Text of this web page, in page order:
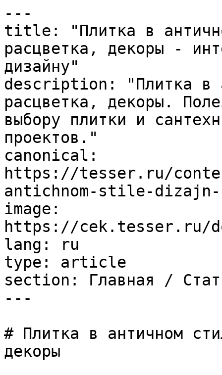
---
title: "Плитка в
расцветка, декоры -
дизайну"
description: "Плитка в
расцветка, декоры.
выбору плитки и
проектов."
canonical:
https://tesser.ru/
antichnom-stile-
image:
https://cek.tesser.ru/
lang: ru
type: article
section: Главная /
---
# Плитка в античном
декоры